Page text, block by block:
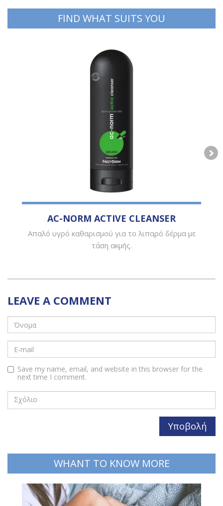
FIND WHAT SUITS YOU
AC-NORM ACTIVE CLEANSER
Απαλό υγρό καθαρισμού για το λιπαρό δέρμα με
τάση ακμής.
LEAVE A COMMENT
Save my name, email, and website in this browser for the
next time I comment.
WHANT TO KNOW MORE